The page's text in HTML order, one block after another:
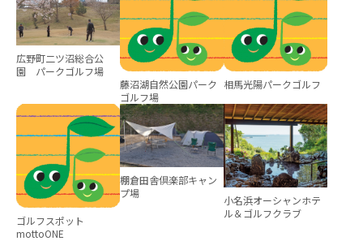
広野町二ツ沼総合公
園 パークゴルフ場
藤沼湖自然公園パーク
ゴルフ場
相馬光陽パークゴルフ
ゴルフスポット
mottoONE
棚倉田舎倶楽部キャン
プ場
小名浜オーシャンホテ
ル＆ゴルフクラブ